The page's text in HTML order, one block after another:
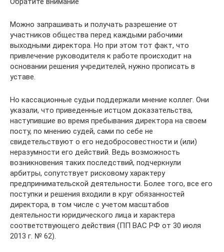
Можно запрашивать и получать разрешение от
участников общества перед каждыми рабочими
выходными директора. Но при этом тот факт, что
привлечение руководителя к работе происходит на
основании решения учредителей, нужно прописать в
уставе.
Но кассационные судьи поддержали мнение коллег. Они
указали, что приведенные истцом доказательства,
наступившие во время пребывания директора на своем
посту, по мнению судей, сами по себе не
свидетельствуют о его недобросовестности и (или)
неразумности его действий. Ведь возможность
возникновения таких последствий, подчеркнули
арбитры, сопутствует рисковому характеру
предпринимательской деятельности. Более того, все его
поступки и решения входили в круг обязанностей
директора, в том числе с учетом масштабов
деятельности юридического лица и характера
соответствующего действия (ПП ВАС РФ от 30 июля
2013 г. № 62).